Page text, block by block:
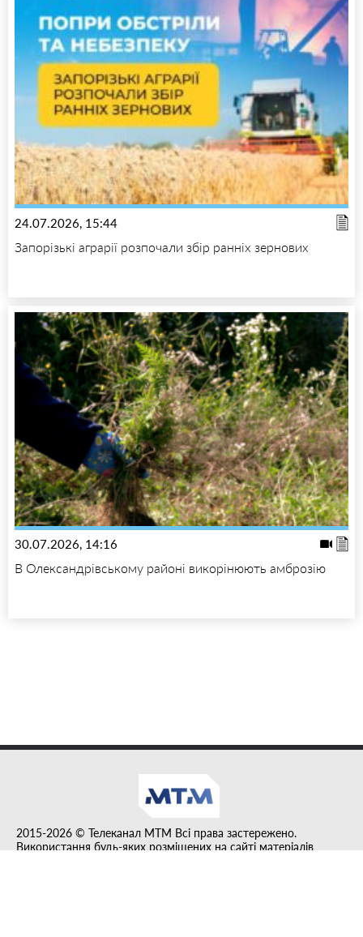
24.07.2026, 15:44
Запорізькі аграрії розпочали збір ранніх зернових
30.07.2026, 14:16
В Олександрівському районі викорінюють амброзію
2015-2026 © Телеканал MTM Всі права застережено.
Використання будь-яких розміщених на сайті матеріалів